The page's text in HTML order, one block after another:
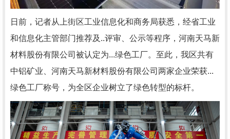
日前，记者从上街区工业信息化和商务局获悉，经省工业
和信息化主管部门推荐及..评审、公示等程序，河南天马新
材料股份有限公司被认定为...绿色工厂。至此，我区共有
中铝矿业、河南天马新材料股份有限公司两家企业荣获...
绿色工厂称号，为全区企业树立了绿色转型的标杆。